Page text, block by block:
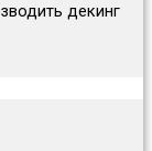
декинг